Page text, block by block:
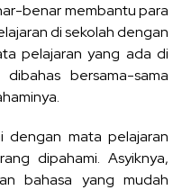
benar membantu para
di sekolah dengan
pelajaran yang ada di
bersama-sama
dengan mata pelajaran
dipahami. Asyiknya,
bahasa yang mudah